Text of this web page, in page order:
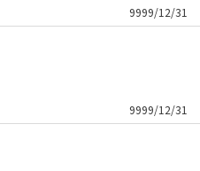
9999/12/31
9999/12/31